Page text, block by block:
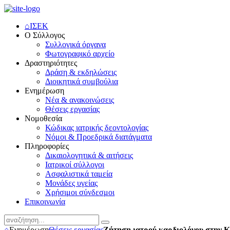
⌂ΙΣΕΚ
Ο Σύλλογος
Συλλογικά όργανα
Φωτογραφικό αρχείο
Δραστηριότητες
Δράση & εκδηλώσεις
Διοικητικά συμβούλια
Ενημέρωση
Νέα & ανακοινώσεις
Θέσεις εργασίας
Νομοθεσία
Κώδικας ιατρικής δεοντολογίας
Νόμοι & Προεδρικά διατάγματα
Πληροφορίες
Δικαιολογητικά & αιτήσεις
Ιατρικοί σύλλογοι
Ασφαλιστικά ταμεία
Μονάδες υγείας
Χρήσιμοι σύνδεσμοι
Επικοινωνία